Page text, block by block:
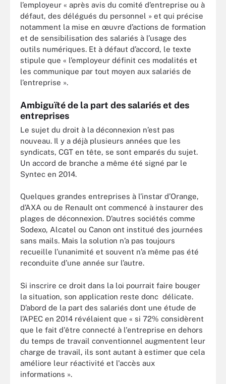
l’employeur « après avis du comité d’entreprise ou à
défaut, des délégués du personnel » et qui précise
notamment la mise en œuvre d’actions de formation
et de sensibilisation des salariés à l’usage des
outils numériques. Et à défaut d’accord, le texte
stipule que « l’employeur définit ces modalités et
les communique par tout moyen aux salariés de
l’entreprise ».
Ambiguïté de la part des salariés et des
entreprises
Le sujet du droit à la déconnexion n’est pas
nouveau. Il y a déjà plusieurs années que les
syndicats, CGT en tête, se sont emparés du sujet.
Un accord de branche a même été signé par le
Syntec en 2014.
Quelques grandes entreprises à l’instar d’Orange,
d’AXA ou de Renault ont commencé à instaurer des
plages de déconnexion. D’autres sociétés comme
Sodexo, Alcatel ou Canon ont institué des journées
sans mails. Mais la solution n’a pas toujours
recueille l’unanimité et souvent n’a même pas été
reconduite d’une année sur l’autre.
Si inscrire ce droit dans la loi pourrait faire bouger
la situation, son application reste donc délicate.
D’abord de la part des salariés dont une étude de
l’APEC en 2014 révélaient que « si 72% considèrent
que le fait d'être connecté à l'entreprise en dehors
du temps de travail conventionnel augmentent leur
charge de travail, ils sont autant à estimer que cela
améliore leur réactivité et l'accès aux
informations ».